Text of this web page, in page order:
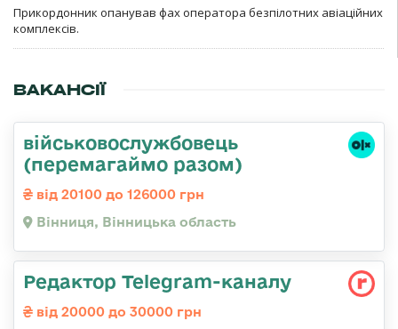
Прикордонник опанував фах оператора безпілотних авіаційних
комплексів.
ВАКАНСІЇ
військовослужбовець
(перемагаймо разом)
від 20100 до 126000 грн
Вінниця, Вінницька область
Редактор Telegram-каналу
від 20000 до 30000 грн